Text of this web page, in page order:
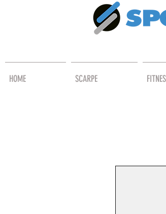
HOME SCARPE